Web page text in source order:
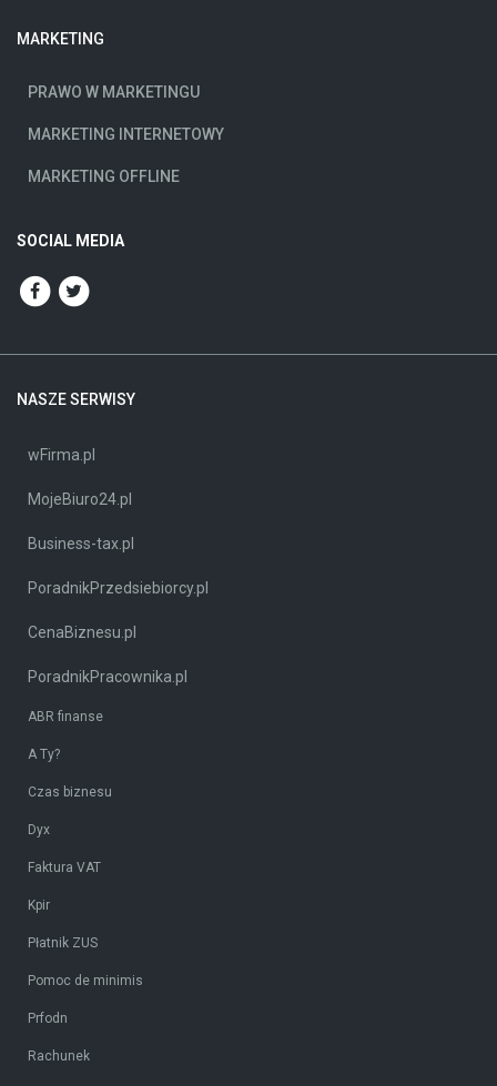
MARKETING
PRAWO W MARKETINGU
MARKETING INTERNETOWY
MARKETING OFFLINE
SOCIAL MEDIA
NASZE SERWISY
wFirma.pl
MojeBiuro24.pl
Business-tax.pl
PoradnikPrzedsiebiorcy.pl
CenaBiznesu.pl
PoradnikPracownika.pl
ABR finanse
A Ty?
Czas biznesu
Dyx
Faktura VAT
Kpir
Płatnik ZUS
Pomoc de minimis
Prfodn
Rachunek